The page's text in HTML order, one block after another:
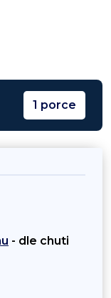
1 porce
- dle chuti